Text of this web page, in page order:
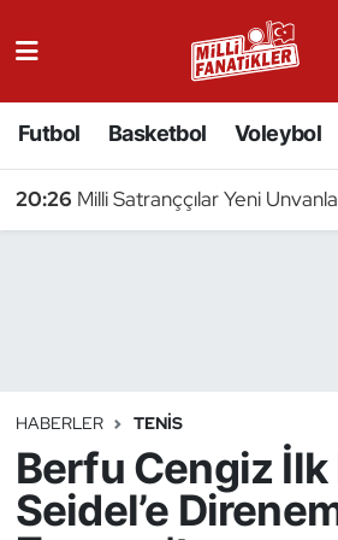
Futbol Basketbol Voleybol
20:26 Milli Satranççılar Yeni Unvanlarla
HABERLER TENIS
Berfu Cengiz
Seidel’e
Badminton
Binicilik
Bisiklet